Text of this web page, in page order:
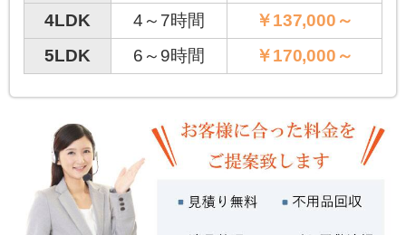
4LDK
4～7時間
￥137,000～
5LDK
6～9時間 ￥170,000～